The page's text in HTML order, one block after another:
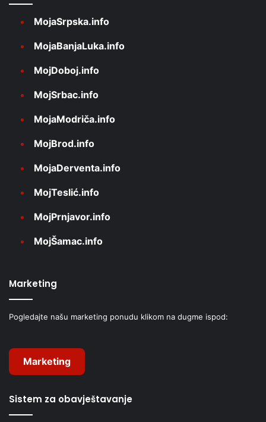
MojaSrpska.info
MojaBanjaLuka.info
MojDoboj.info
MojSrbac.info
MojaModriča.info
MojBrod.info
MojaDerventa.info
MojTeslić.info
MojPrnjavor.info
MojŠamac.info
Marketing
Pogledajte našu marketing ponudu klikom na dugme ispod:
Marketing
Sistem za obavještavanje